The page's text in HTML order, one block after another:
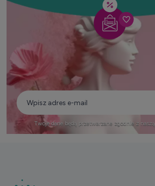
Twoje dane będą przetwarzane zgodnie z naszą